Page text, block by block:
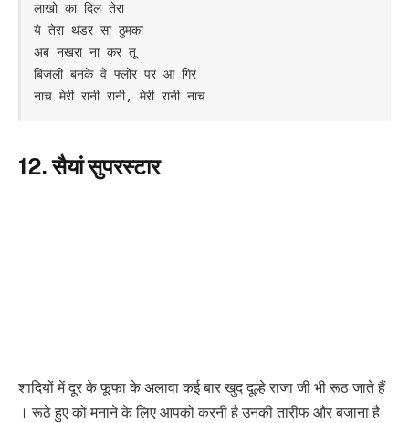
लाखो का दिल तेरा
ये तेरा थंडर सा ठुमका
अब नखरा ना कर तू
बिजली बनके वे फ्लोर पर आ गिर
नाच मेरी रानी रानी, मेरी रानी नाच
12. सैयां सुपरस्टार
शादियों में दूर के फूफा के अलावा कई बार खुद दूल्हे राजा जी भी रूठ जाते हैं
। रूठे हुए को मनाने के लिए आपको करनी है उनकी तारीफ और बजाना है